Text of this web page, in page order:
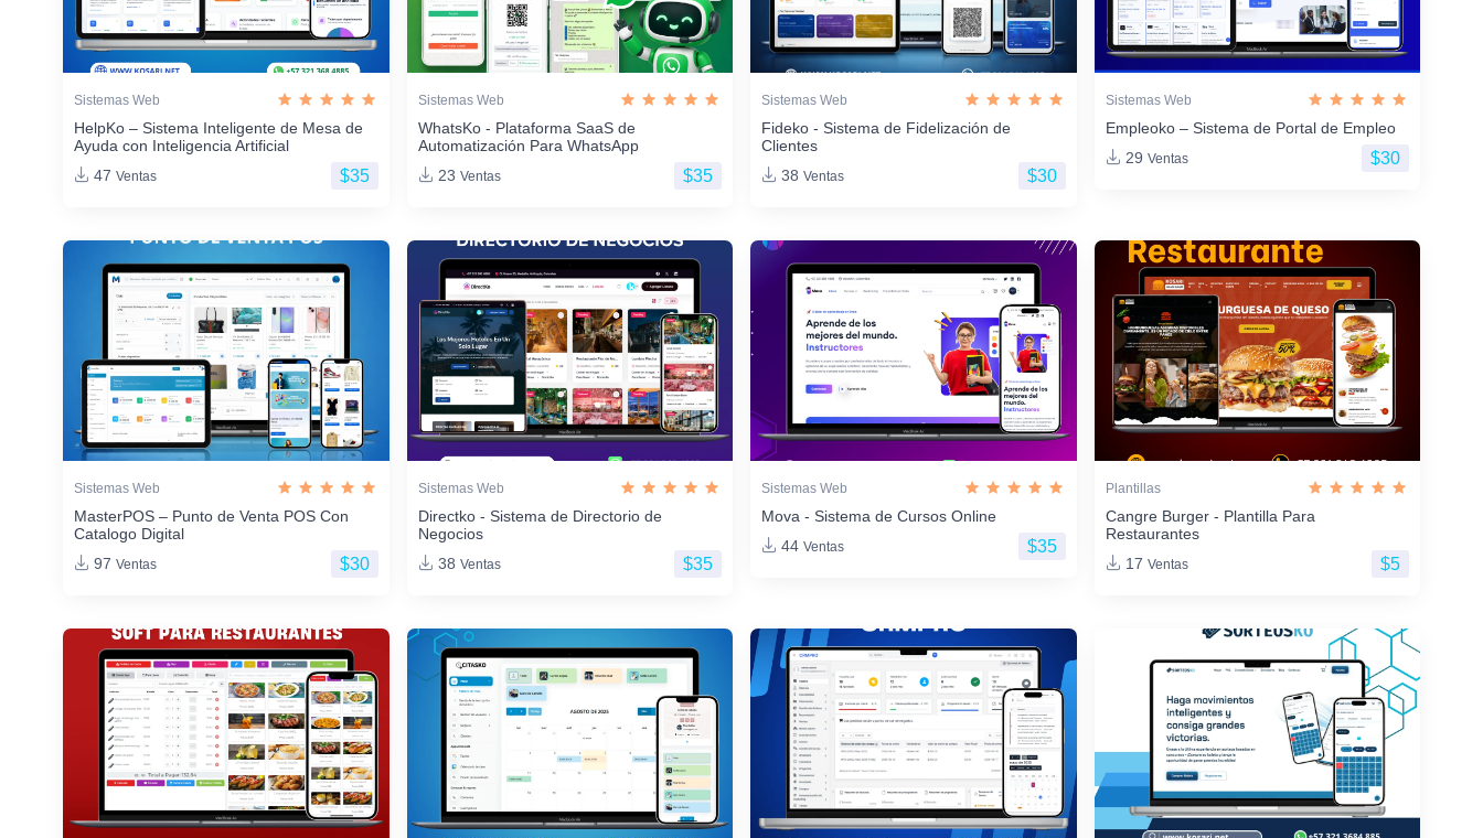
Sistemas Web
HelpKo – Sistema Inteligente de Mesa de
Ayuda con Inteligencia Artificial
47 Ventas $35
Sistemas Web
WhatsKo - Plataforma SaaS de
Automatización Para WhatsApp
23 Ventas $35
Sistemas Web
Fideko - Sistema de Fidelización de
Clientes
38 Ventas $30
Sistemas Web
Empleoko – Sistema de Portal de Empleo
29 Ventas $30
Sistemas Web
MasterPOS – Punto de Venta POS Con
Catalogo Digital
97 Ventas $30
Sistemas Web
Directko - Sistema de Directorio de
Negocios
38 Ventas $35
Sistemas Web
Mova - Sistema de Cursos Online
44 Ventas $35
Plantillas
Cangre Burger - Plantilla Para
Restaurantes
17 Ventas $5